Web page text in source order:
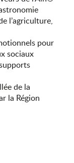
l’agriculture,
pour
sociaux
de la
la Région